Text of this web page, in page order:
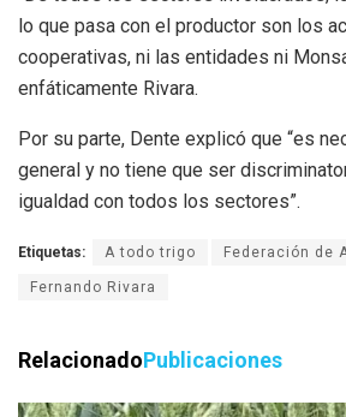
lo que pasa con el productor son los
cooperativas, ni las entidades ni
enfáticamente Rivara.
Por su parte, Dente explicó que “es
general y no tiene que ser
igualdad con todos los sectores”.
Etiquetas: A todo trigo Federación de
Fernando Rivara
RelacionadoPublicaciones